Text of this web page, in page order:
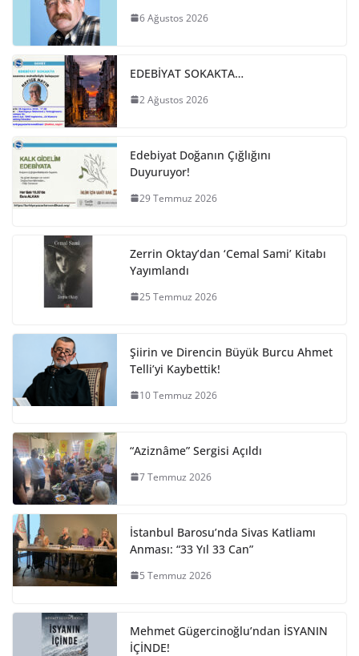
6 Ağustos 2026
EDEBİYAT SOKAKTA…
2 Ağustos 2026
Edebiyat Doğanın Çığlığını
Duyuruyor!
29 Temmuz 2026
Zerrin Oktay’dan ‘Cemal Sami’ Kitabı
Yayımlandı
25 Temmuz 2026
Şiirin ve Direncin Büyük Burcu Ahmet
Telli’yi Kaybettik!
10 Temmuz 2026
“Aziznâme” Sergisi Açıldı
7 Temmuz 2026
İstanbul Barosu’nda Sivas Katliamı
Anması: “33 Yıl 33 Can”
5 Temmuz 2026
Mehmet Gügercinoğlu’ndan İSYANIN
İÇİNDE!